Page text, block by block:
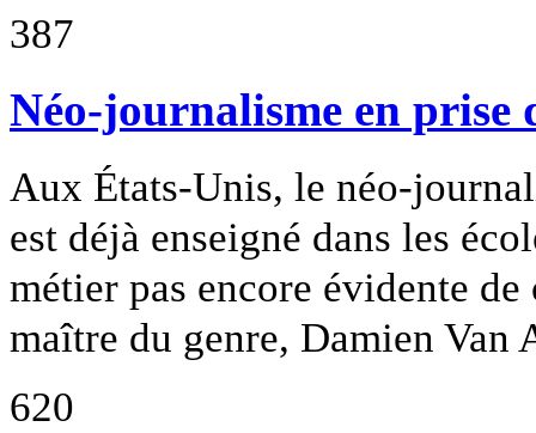
387
Néo-journalisme en prise
Aux États-Unis, le néo-
est déjà enseigné dans les
métier pas encore évidente
maître du genre, Damien Van
620